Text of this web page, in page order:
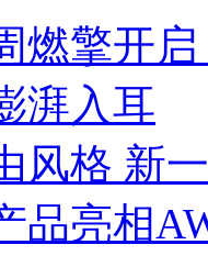
燃擎开
湃入耳
风格 新
品亮相